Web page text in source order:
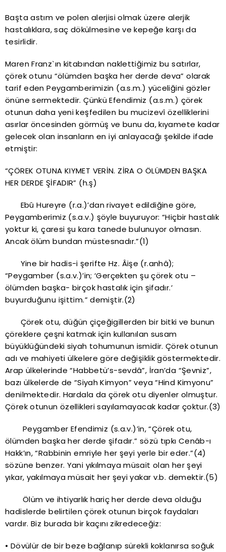
Başta astım ve polen alerjisi olmak üzere alerjik
hastalıklara, saç dökülmesine ve kepeğe karşı da
tesirlidir.
Maren Franz`ın kitabından naklettiğimiz bu satırlar,
çörek otunu “ölümden başka her derde deva” olarak
tarif eden Peygamberimizin (a.s.m.) yüceliğini gözler
önüne sermektedir. Çünkü Efendimiz (a.s.m.) çörek
otunun daha yeni keşfedilen bu mucizevî özelliklerini
asırlar öncesinden görmüş ve bunu da, kıyamete kadar
gelecek olan insanların en iyi anlayacağı şekilde ifade
etmiştir:
“ÇÖREK OTUNA KIYMET VERİN. ZİRA O ÖLÜMDEN BAŞKA
HER DERDE ŞİFADIR” (h.ş)
Ebû Hureyre (r.a.)’dan rivayet edildiğine göre,
Peygamberimiz (s.a.v.) şöyle buyuruyor: “Hiçbir hastalık
yoktur ki, çaresi şu kara tanede bulunuyor olmasın.
Ancak ölüm bundan müstesnadır.”(1)
Yine bir hadis-i şerifte Hz. Âişe (r.anhâ);
“Peygamber (s.a.v.)’in; ‘Gerçekten şu çörek otu –
ölümden başka- birçok hastalık için şifadır.’
buyurduğunu işittim.” demiştir.(2)
Çörek otu, düğün çiçeğigillerden bir bitki ve bunun
çöreklere çeşni katmak için kullanılan susam
büyüklüğündeki siyah tohumunun ismidir. Çörek otunun
adı ve mahiyeti ülkelere göre değişiklik göstermektedir.
Arap ülkelerinde “Habbetü’s-sevdâ”, İran’da “Şevniz”,
bazı ülkelerde de “Siyah Kimyon” veya “Hind Kimyonu”
denilmektedir. Hardala da çörek otu diyenler olmuştur.
Çörek otunun özellikleri sayılamayacak kadar çoktur.(3)
Peygamber Efendimiz (s.a.v.)’in, “Çörek otu,
ölümden başka her derde şifadır.” sözü tıpkı Cenâb-ı
Hakk’ın, “Rabbinin emriyle her şeyi yerle bir eder.”(4)
sözüne benzer. Yani yıkılmaya müsait olan her şeyi
yıkar, yakılmaya müsait her şeyi yakar v.b. demektir.(5)
Ölüm ve ihtiyarlık hariç her derde deva olduğu
hadislerde belirtilen çörek otunun birçok faydaları
vardır. Biz burada bir kaçını zikredeceğiz:
• Dövülür de bir beze bağlanıp sürekli koklanırsa soğuk